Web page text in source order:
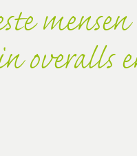
mensen
overalls